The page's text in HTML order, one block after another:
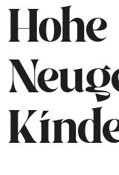
Hohe